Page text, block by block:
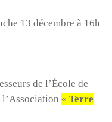
13 décembre à 16h
de l’École de
« Terre